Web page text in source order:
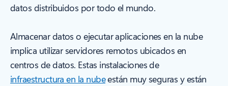
datos distribuidos por todo el mundo.
Almacenar datos o ejecutar aplicaciones en la nube
implica utilizar servidores remotos ubicados en
centros de datos. Estas instalaciones de
infraestructura en la nubeestán muy seguras y están